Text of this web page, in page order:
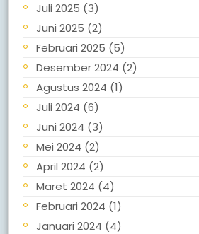
Juli 2025 (3)
Juni 2025 (2)
Februari 2025 (5)
Desember 2024 (2)
Agustus 2024 (1)
Juli 2024 (6)
Juni 2024 (3)
Mei 2024 (2)
April 2024 (2)
Maret 2024 (4)
Februari 2024 (1)
Januari 2024 (4)